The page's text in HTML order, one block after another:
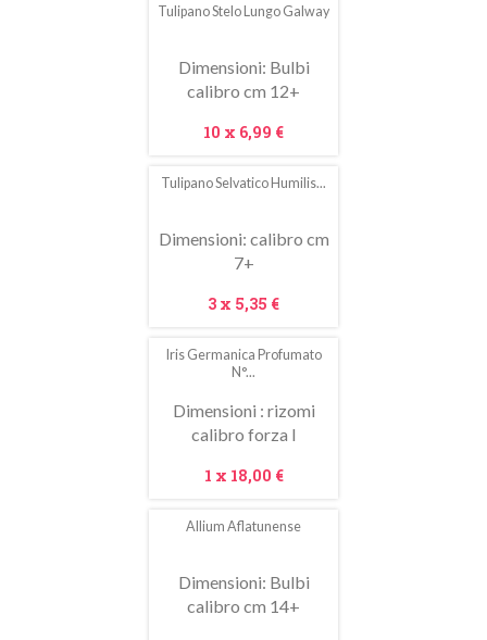
Tulipano Stelo Lungo Galway
Dimensioni: Bulbi
calibro cm 12+
Prezzo
10 x 6,99 €
Tulipano Selvatico Humilis...
Dimensioni: calibro cm
7+
Prezzo
3 x 5,35 €
Iris Germanica Profumato
N°...
Dimensioni : rizomi
calibro forza I
Prezzo
1 x 18,00 €
Allium Aflatunense
Dimensioni: Bulbi
calibro cm 14+